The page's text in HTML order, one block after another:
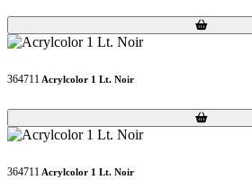
Loading...
Loading...
364711 Acrylcolor 1 Lt. Noir
Loading...
Loading...
364711 Acrylcolor 1 Lt. Noir